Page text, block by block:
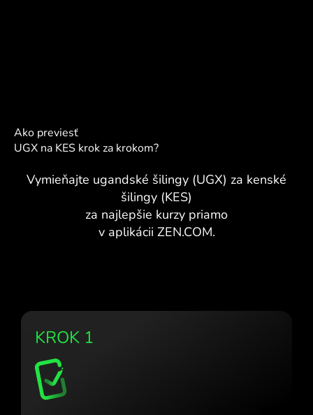
Ako previesť
UGX na KES krok za krokom?
Vymieňajte ugandské šilingy (UGX) za kenské
šilingy (KES)
za najlepšie kurzy priamo
v aplikácii ZEN.COM.
KROK 1